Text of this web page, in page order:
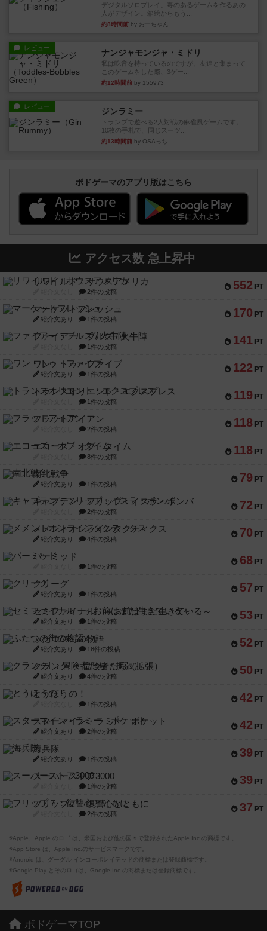
デジタルソロプレイ。毒のあるゲームを作るあの
人がデザイン。箱絵からもう...
約8時間前 by おーちゃん
レビュー ナンジャモンジャ・ミドリ
私は吃音を持っているのですが、友達と集まって
このゲームをした際、3ゲー...
約12時間前 by 155973
レビュー ジンラミー
トランプで遊べる2人対戦の麻雀風ゲームです。
10枚の手札で、同じスーツ...
約13時間前 by OSAっち
ボドゲーマのアプリ版はこちら
アクセス数 急上昇中
552 PT
リワイルド：サウスアメリカ
2件の投稿
170 PT
マーケットフレッシュ
紹介文あり 1件の投稿
141 PT
ファイアー・ブルズ / 火牛陣
1件の投稿
122 PT
ワン・トゥ・ファイブ
紹介文あり 1件の投稿
119 PT
トランスオリエント・エクスプレス
1件の投稿
118 PT
フラットアイアン
2件の投稿
118 PT
エコーズ・オブ・タイム
8件の投稿
79 PT
南北戦争
紹介文あり 1件の投稿
72 PT
キャプテン・フリップ：イスラ・ボンバ
2件の投稿
70 PT
メメントオンラインタクティクス
紹介文あり 4件の投稿
68 PT
パーミッド
1件の投稿
57 PT
クリーグ
紹介文あり 1件の投稿
53 PT
セミファイナル ～お前はまだ生きている～
紹介文あり 1件の投稿
52 PT
ふたつの街の物語
紹介文あり 18件の投稿
50 PT
クランク! ：冒険者たち（拡張）
紹介文あり 4件の投稿
42 PT
とうほうの！
1件の投稿
42 PT
スターマイン・ラミー ポケット
紹介文あり 2件の投稿
39 PT
海兵隊
紹介文あり 1件の投稿
39 PT
スーパーストア3000
1件の投稿
37 PT
フリップ７：復讐心とともに
2件の投稿
※Apple、Apple のロゴ は、米国および他の国々で登録されたApple Inc.の商標です。
※App Store は、Apple Inc.のサービスマークです。
※Android は、グーグル インコーポレイテッドの商標または登録商標です。
※Google Play とそのロゴは、Google Inc.の商標または登録商標です。
ボドゲーマTOP